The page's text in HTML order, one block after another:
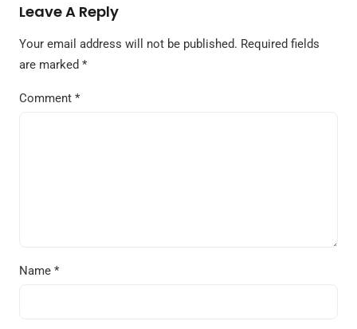
Leave A Reply
Your email address will not be published. Required fields
are marked *
Comment *
Name *